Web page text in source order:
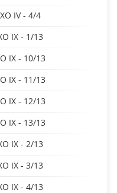
IV - 4/4
IX - 1/13
IX - 10/13
IX - 11/13
IX - 12/13
IX - 13/13
IX - 2/13
IX - 3/13
IX - 4/13